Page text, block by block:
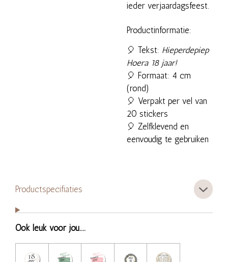
ieder verjaardagsfeest.
Productinformatie:
🎈 Tekst: Hieperdepiep
Hoera 18 jaar!
🎈 Formaat: 4 cm
(rond)
🎈 Verpakt per vel van
20 stickers
🎈 Zelfklevend en
eenvoudig te gebruiken
Productspecifiaties
Ook leuk voor jou....